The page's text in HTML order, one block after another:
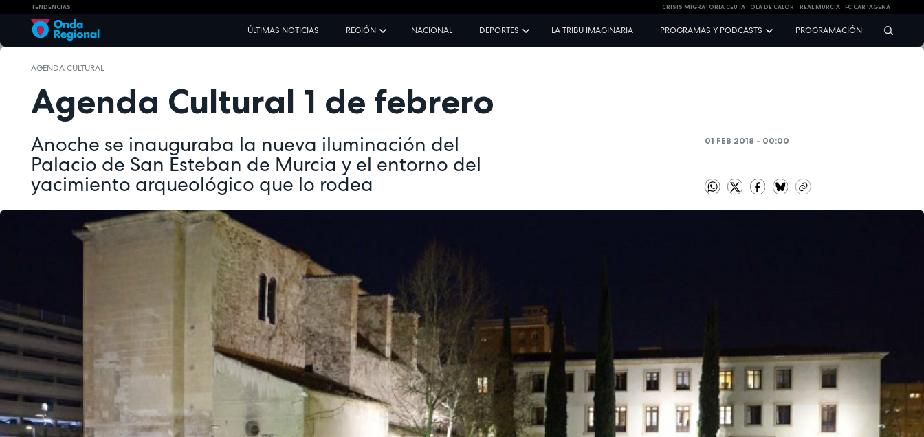
TENDENCIAS CRISIS MIGRATORIA CEUTA OLA DE CALOR REAL MURCIA FC CARTAGENA
ÚLTIMAS NOTICIAS REGIÓN NACIONAL DEPORTES LA TRIBU IMAGINARIA PROGRAMAS Y PODCASTS PROGRAMACIÓN
AGENDA CULTURAL
Agenda Cultural 1 de febrero
Anoche se inauguraba la nueva iluminación del
Palacio de San Esteban de Murcia y el entorno del
yacimiento arqueológico que lo rodea
01 FEB 2018 - 00:00